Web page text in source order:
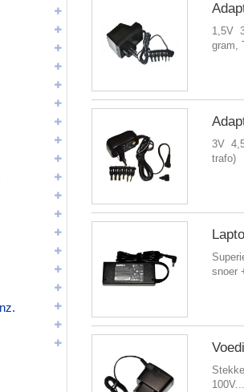
1,5V
gram,
3V
trafo)
snoer